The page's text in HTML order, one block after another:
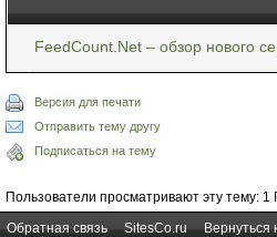
FeedCount.Net – обзор нового
Версия для печати
Отправить тему другу
Подписаться на тему
Пользователи просматривают эту тему: 1
Обратная связь
SitesCo.ru Вернуться